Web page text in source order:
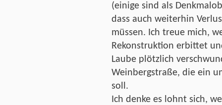
(einige sind als
dass auch weiterhin
müssen. Ich treue mich,
Rekonstruktion erbittet
Laube plötzlich
Weinbergstraße, die ein
soll.
Ich denke es lohnt sich,